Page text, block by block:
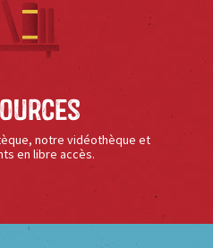
notre vidéothèque et
en libre accès.